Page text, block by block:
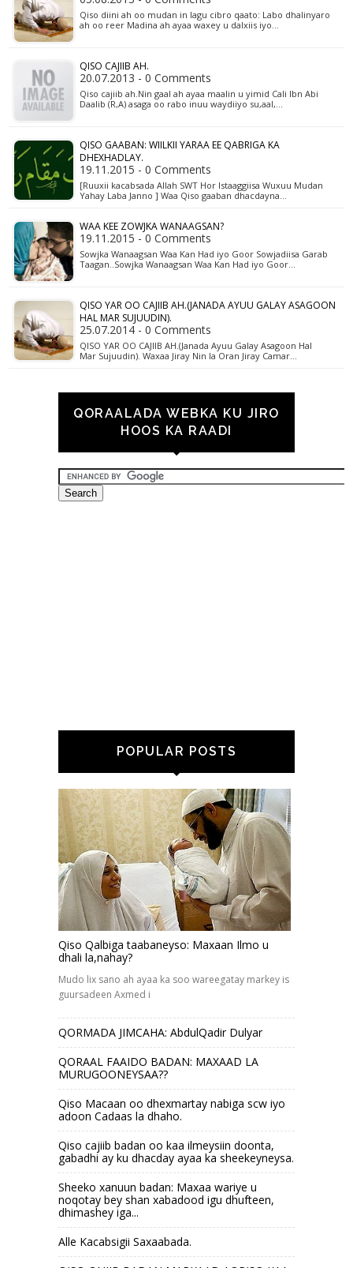
Qiso diini ah oo mudan in lagu cibro qaato: Labo dhalinyaro
ah oo reer Madina ah ayaa waxey u dalxiis iyo…
QISO CAJIIB AH.
20.07.2013 - 0 Comments
Qiso cajiib ah.Nin gaal ah ayaa maalin u yimid Cali Ibn Abi
Daalib (R,A) asaga oo rabo inuu waydiiyo su,aal,…
QISO GAABAN: WIILKII YARAA EE QABRIGA KA
DHEXHADLAY.
19.11.2015 - 0 Comments
[Ruuxii kacabsada Allah SWT Hor Istaaggiisa Wuxuu Mudan
Yahay Laba Janno ] Waa Qiso gaaban dhacdayna…
WAA KEE ZOWJKA WANAAGSAN?
19.11.2015 - 0 Comments
Sowjka Wanaagsan Waa Kan Had iyo Goor Sowjadiisa Garab
Taagan..Sowjka Wanaagsan Waa Kan Had iyo Goor…
QISO YAR OO CAJIIB AH.(JANADA AYUU GALAY ASAGOON
HAL MAR SUJUUDIN).
25.07.2014 - 0 Comments
QISO YAR OO CAJIIB AH.(Janada Ayuu Galay Asagoon Hal
Mar Sujuudin). Waxaa Jiray Nin la Oran Jiray Camar…
QORAALADA WEBKA KU JIRO
HOOS KA RAADI
POPULAR POSTS
Qiso Qalbiga taabaneyso: Maxaan Ilmo u
dhali la,nahay?
Mudo lix sano ah ayaa ka soo wareegatay markey is
guursadeen Axmed i
QORMADA JIMCAHA: AbdulQadir Dulyar
QORAAL FAAIDO BADAN: MAXAAD LA
MURUGOONEYSAA??
Qiso Macaan oo dhexmartay nabiga scw iyo
adoon Cadaas la dhaho.
Qiso cajiib badan oo kaa ilmeysiin doonta,
gabadhi ay ku dhacday ayaa ka sheekeyneysa.
Sheeko xanuun badan: Maxaa wariye u
noqotay bey shan xabadood igu dhufteen,
dhimashey iga...
Alle Kacabsigii Saxaabada.